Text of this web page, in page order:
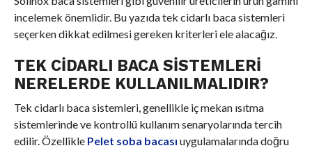
incelemek önemlidir. Bu yazıda tek cidarlı baca sistemleri
seçerken dikkat edilmesi gereken kriterleri ele alacağız.
TEK CIDARLI BACA SISTEMLERI
NERELERDE KULLANILMALIDIR?
Tek cidarlı baca sistemleri, genellikle iç mekan ısıtma
sistemlerinde ve kontrollü kullanım senaryolarında tercih
edilir. Özellikle Pelet soba bacası uygulamalarında doğru